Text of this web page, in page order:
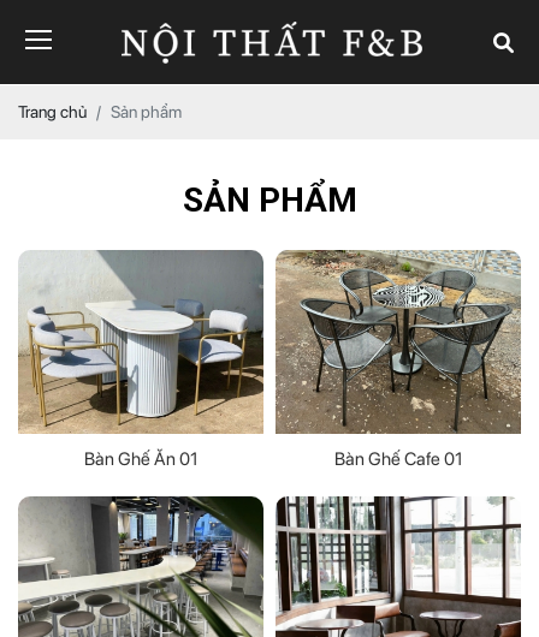
Trang chủ Sản phẩm
SẢN PHẨM
Bàn Ghế Ăn 01 Bàn Ghế Cafe 01